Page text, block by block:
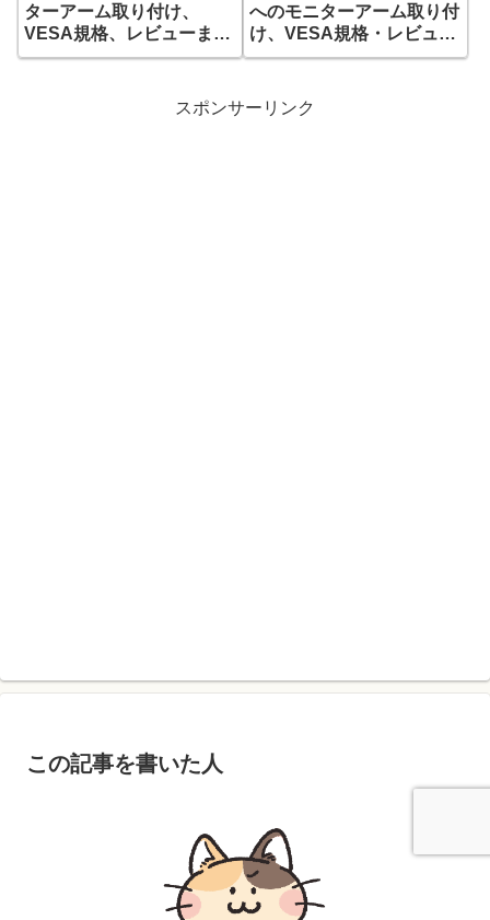
ターアーム取り付け、
VESA規格、レビューまと
め
へのモニターアーム取り付
け、VESA規格・レビュー
まとめ
スポンサーリンク
この記事を書いた人